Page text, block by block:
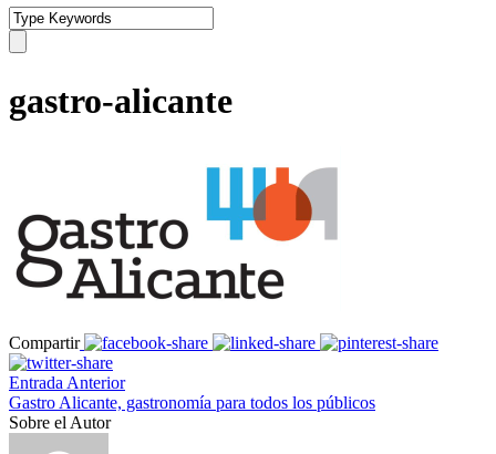
gastro-alicante
Compartir
Entrada Anterior
Gastro Alicante, gastronomía para todos los públicos
Sobre el Autor